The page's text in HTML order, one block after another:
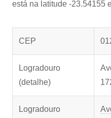
está na latitude -23.54155
CEP
Logradouro
(detalhe)
Logradouro